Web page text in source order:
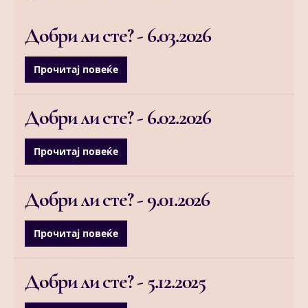
Добри ли сте? -6.03.2026
Прочитај повеќе
Добри ли сте? -6.02.2026
Прочитај повеќе
Добри ли сте? -9.01.2026
Прочитај повеќе
Добри ли сте? -5.12.2025